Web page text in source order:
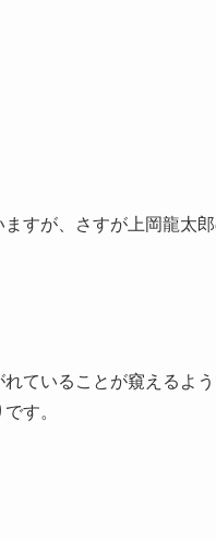
すが、さすが上岡龍太
ていることが窺えるよ
す。